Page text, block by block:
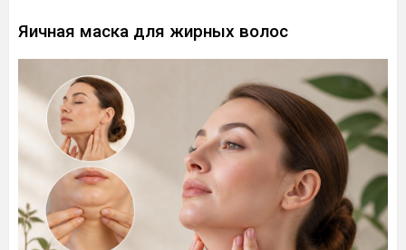
Яичная маска для жирных волос